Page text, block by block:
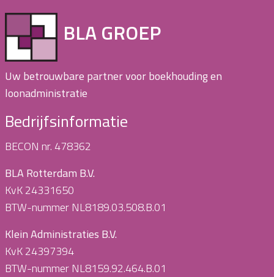
BLA GROEP
Uw betrouwbare partner voor boekhouding en
loonadministratie
Bedrijfsinformatie
BECON nr. 478362
BLA Rotterdam B.V.
KvK 24331650
BTW-nummer NL8189.03.508.B.01
Klein Administraties B.V.
KvK 24397394
BTW-nummer NL8159.92.464.B.01